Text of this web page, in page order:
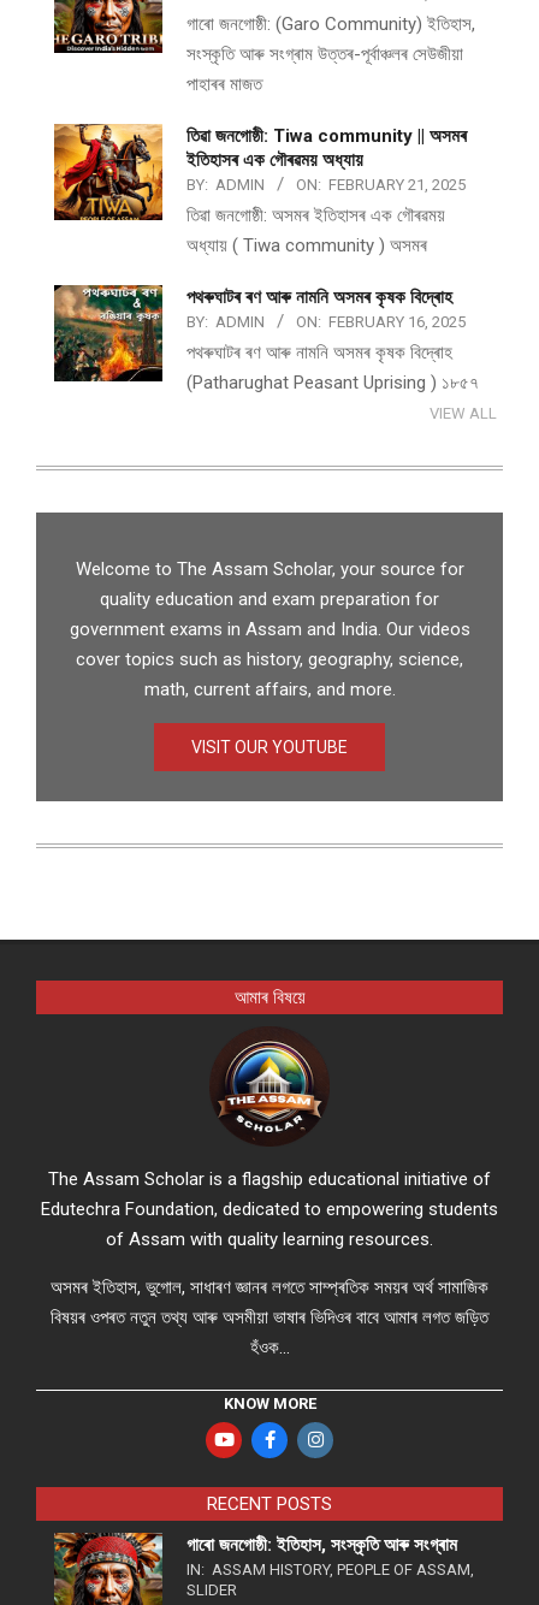
গাৰো জনগোষ্ঠী: (Garo Community) ইতিহাস,
সংস্কৃতি আৰু সংগ্ৰাম উত্তৰ-পূৰ্বাঞ্চলৰ সেউজীয়া
পাহাৰৰ মাজত
তিৱা জনগোষ্ঠী: Tiwa community || অসমৰ
ইতিহাসৰ এক গৌৰৱময় অধ্যায়
BY: ADMIN ON: FEBRUARY 21, 2025
তিৱা জনগোষ্ঠী: অসমৰ ইতিহাসৰ এক গৌৰৱময়
অধ্যায় ( Tiwa community ) অসমৰ
পথ​ৰুঘাট​ৰ ৰণ আৰু নামনি অসম​ৰ কৃষক বিদ্ৰোহ​
BY: ADMIN ON: FEBRUARY 16, 2025
পথ​ৰুঘাট​ৰ ৰণ আৰু নামনি অসম​ৰ কৃষক বিদ্ৰোহ​
(Patharughat Peasant Uprising ) ১৮৫৭
VIEW ALL
Welcome to The Assam Scholar, your source for
quality education and exam preparation for
government exams in Assam and India. Our videos
cover topics such as history, geography, science,
math, current affairs, and more.
VISIT OUR YOUTUBE
আমাৰ বিষয়ে
The Assam Scholar is a flagship educational initiative of
Edutechra Foundation, dedicated to empowering students
of Assam with quality learning resources.
অসমৰ ইতিহাস, ভুগোল, সাধাৰণ জ্ঞানৰ লগতে সাম্প্ৰতিক সময়ৰ অৰ্থ সামাজিক
বিষয়ৰ ওপৰত নতুন তথ্য আৰু অসমীয়া ভাষাৰ ভিদিওৰ বাবে আমাৰ লগত জড়িত
হঁওক...
KNOW MORE
RECENT POSTS
গাৰো জনগোষ্ঠী: ইতিহাস, সংস্কৃতি আৰু সংগ্ৰাম
IN: ASSAM HISTORY, PEOPLE OF ASSAM
SLIDER